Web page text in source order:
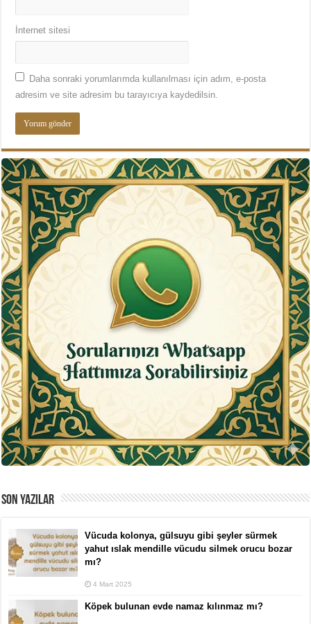
İnternet sitesi
Daha sonraki yorumlarımda kullanılması için adım, e-posta
adresim ve site adresim bu tarayıcıya kaydedilsin.
SON YAZILAR
Vücuda kolonya, gülsuyu gibi şeyler sürmek
yahut ıslak mendille vücudu silmek orucu bozar
mı?
4 Mart 2025
Köpek bulunan evde namaz kılınmaz mı?